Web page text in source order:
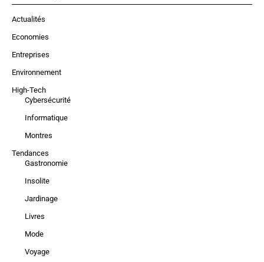
Actualités
Economies
Entreprises
Environnement
High-Tech
Cybersécurité
Informatique
Montres
Tendances
Gastronomie
Insolite
Jardinage
Livres
Mode
Voyage